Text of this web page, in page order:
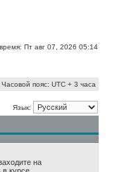
Пт авг 07, 2026 05:14
Часовой пояс: UTC + 3 часа
Язык:
на